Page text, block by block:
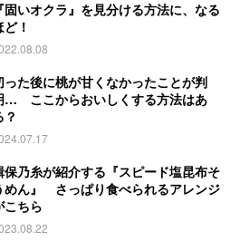
『固いオクラ』を見分ける方法に、なる
ど！
った後に桃が甘くなかったことが判
… ここからおいしくする方法はあ
？
保乃糸が紹介する『スピード塩昆布そ
めん』 さっぱり食べられるアレンジ
こちら